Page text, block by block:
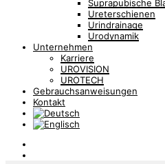
Suprapubische
Ureterschienen
Urindrainage
Urodynamik
Unternehmen
Karriere
UROVISION
UROTECH
Gebrauchsanweisungen
Kontakt